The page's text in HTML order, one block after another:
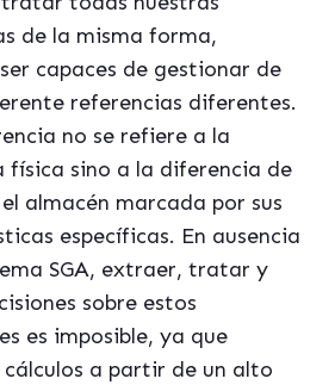
de la misma forma,
capaces de gestionar de
referencias diferentes.
no se refiere a la
física sino a la diferencia de
almacén marcada por sus
específicas. En ausencia
SGA, extraer, tratar y
sobre estos
es imposible, ya que
cálculos a partir de un alto